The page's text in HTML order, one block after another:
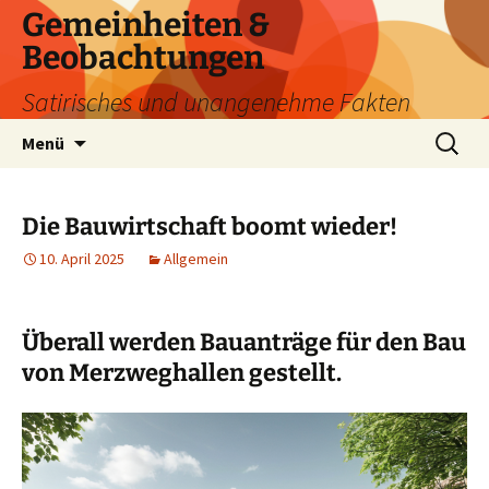
Zum
Inhalt
springen
Gemeinheiten &
Beobachtungen
Satirisches und unangenehme Fakten
Menü
Suchen
nach:
Die Bauwirtschaft boomt wieder!
10. April 2025 Allgemein
Überall werden Bauanträge für den Bau
von Merzweghallen gestellt.